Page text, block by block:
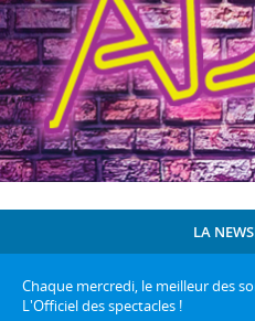
LA
Chaque mercredi, le meilleur des
L'Officiel des spectacles !